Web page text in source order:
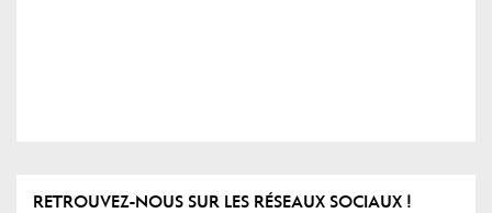
RETROUVEZ-NOUS SUR LES RÉSEAUX SOCIAUX !